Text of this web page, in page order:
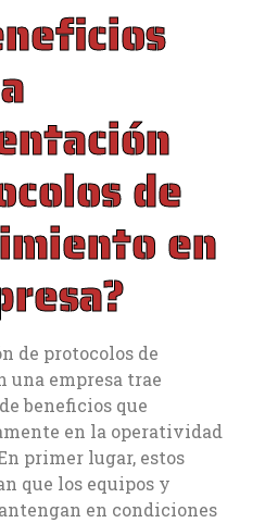
de
en
de protocolos de
empresa trae
beneficios que
en la operatividad
primer lugar, estos
que los equipos y
en condiciones